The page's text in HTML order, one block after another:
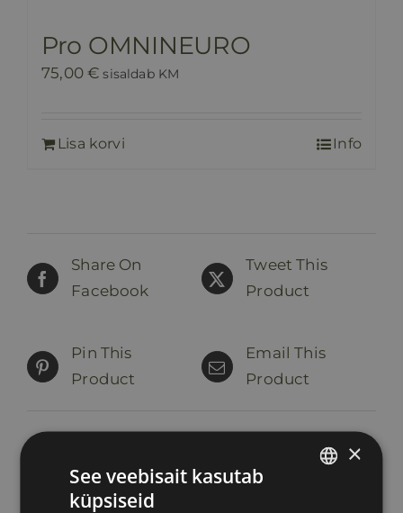
Pro OMNINEURO
75,00€ sisaldab KM
Lisa korvi Info
Share On
Facebook
Tweet This
Product
Pin This
Product
Email This
Product
Seotud tooted
×
See veebisait kasutab
küpsiseid